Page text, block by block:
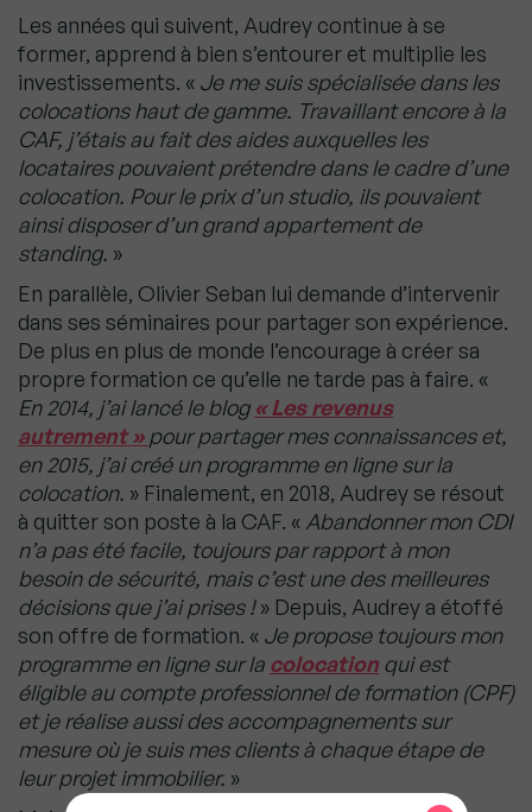
Les années qui suivent, Audrey continue à se
former, apprend à bien s’entourer et multiplie les
investissements. « Je me suis spécialisée dans les
colocations haut de gamme. Travaillant encore à la
CAF, j’étais au fait des aides auxquelles les
locataires pouvaient prétendre dans le cadre d’une
colocation. Pour le prix d’un studio, ils pouvaient
ainsi disposer d’un grand appartement de
standing. »
En parallèle, Olivier Seban lui demande d’intervenir
dans ses séminaires pour partager son expérience.
De plus en plus de monde l’encourage à créer sa
propre formation ce qu’elle ne tarde pas à faire. «
En 2014, j’ai lancé le blog « Les revenus
autrement »pour partager mes connaissances et,
en 2015, j’ai créé un programme en ligne sur la
colocation. » Finalement, en 2018, Audrey se résout
à quitter son poste à la CAF. « Abandonner mon CDI
n’a pas été facile, toujours par rapport à mon
besoin de sécurité, mais c’est une des meilleures
décisions que j’ai prises !» Depuis, Audrey a étoffé
son offre de formation. « Je propose toujours mon
programme en ligne sur la colocation qui est
éligible au compte professionnel de formation (CPF)
et je réalise aussi des accompagnements sur
mesure où je suis mes clients à chaque étape de
leur projet immobilier. »